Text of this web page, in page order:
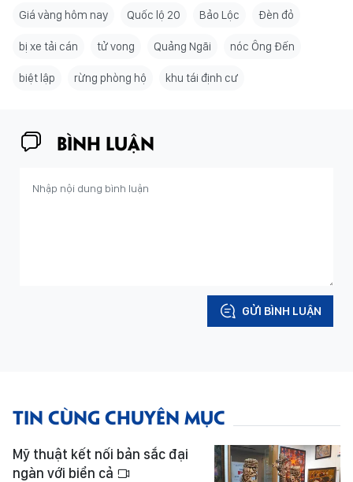
Giá vàng hôm nay Quốc lộ 20 Bảo Lộc Đèn đỏ
bị xe tải cán tử vong Quảng Ngãi nóc Ông Đến
biệt lập rừng phòng hộ khu tái định cư
BÌNH LUẬN
GỬI BÌNH LUẬN
TIN CÙNG CHUYÊN MỤC
Mỹ thuật kết nối bản sắc đại
ngàn với biển cả